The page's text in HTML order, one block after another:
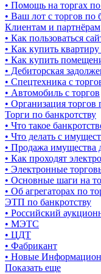
• Помощь на торгах по
• Ваш лот с торгов по
Клиентам и партнёрам
• Как пользоваться
• Как купить
• Как купить
• Дебиторская
• Спецтехника с
• Автомобиль с торгов
• Организация торгов
Торги по банкротству
• Что такое
• Что делать с
• Продажа имущества
• Как проходят
• Электронные
• Основные шаги на
• Об агрегаторах по
ЭТП по банкротству
• Российский
• МЭТС
• ЦДТ
• Фабрикант
• Новые
Показать еще